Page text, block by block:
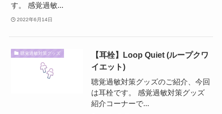
す。 感覚過敏...
2022年6月14日
聴覚過敏対策グッズ
【耳栓】Loop Quiet (ループクワ
イエット)
聴覚過敏対策グッズのご紹介、今回
は耳栓です。 感覚過敏対策グッズ
紹介コーナーで...